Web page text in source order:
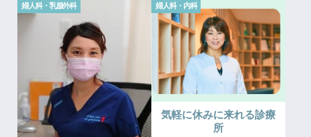
婦人科・乳腺外科 婦人科・内科
気軽に休みに来れる診療
所